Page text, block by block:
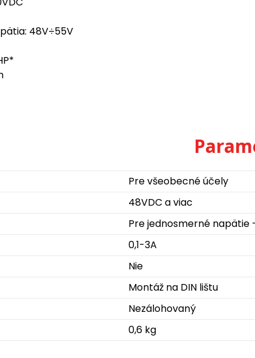
48V÷55V
Pre všeobecné účely
48VDC a viac
Pre jednosmerné napätie
0,1-3A
Nie
Montáž na DIN lištu
Nezálohovaný
0,6 kg